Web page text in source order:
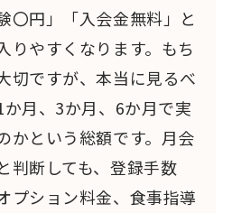
〇円」「入会金無料」と
りやすくなります。もち
切ですが、本当に見るべ
月、3か月、6か月で実
かという総額です。月会
判断しても、登録手数
プション料金、食事指導